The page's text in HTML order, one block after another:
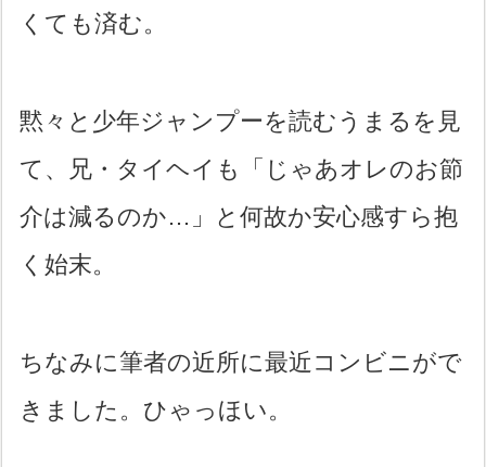
くても済む。
黙々と少年ジャンプーを読むうまるを見
て、兄・タイヘイも「じゃあオレのお節
介は減るのか…」と何故か安心感すら抱
く始末。
ちなみに筆者の近所に最近コンビニがで
きました。ひゃっほい。